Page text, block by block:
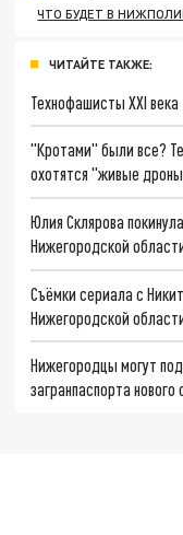
ЧТО БУДЕТ В
ЧИТАЙТЕ ТАКЖЕ:
Технофашисты XXI века
"Кротами" были все?
охотятся "живые
Юлия Склярова
Нижегородской
Съёмки сериала с
Нижегородской
Нижегородцы могут
загранпаспорта нового